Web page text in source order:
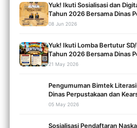
Yuk! Ikuti Sosialisasi dan
Tahun 2026 Bersama Dinas
Kearsipan Kabupaten Bone
08 Jun 2026
Yuk! Ikuti Lomba Bertutur
Tahun 2026 Bersama Dinas
Kearsipan Bone!
21 May 2026
Pengumuman Bimtek
Dinas Perpustakaan dan
Bone
05 May 2026
Sosialisasi Pendaftaran